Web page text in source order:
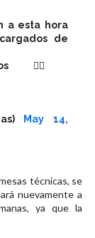
a esta hora
de
👉🏻
May 14,
técnicas, se
nuevamente a
ya que la